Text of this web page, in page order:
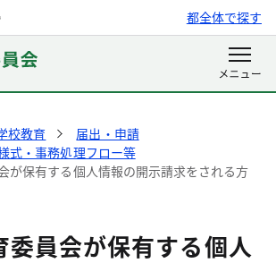
都全体で探す
校教育
届出・申請
式・事務処理フロー等
が保有する個人情報の開示請求をされる方
委員会が保有する個人